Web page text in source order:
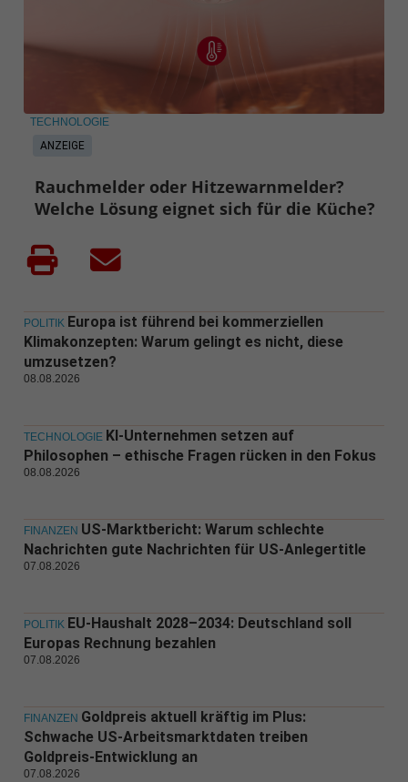
ANZEIGE
TECHNOLOGIE
Rauchmelder oder Hitzewarnmelder?
Welche Lösung eignet sich für die Küche?
POLITIK Europa ist führend bei kommerziellen
Klimakonzepten: Warum gelingt es nicht, diese
umzusetzen?
08.08.2026
TECHNOLOGIE KI-Unternehmen setzen auf
Philosophen – ethische Fragen rücken in den Fokus
08.08.2026
FINANZEN US-Marktbericht: Warum schlechte
Nachrichten gute Nachrichten für US-Anlegertitle
07.08.2026
POLITIK EU-Haushalt 2028–2034: Deutschland soll
Europas Rechnung bezahlen
07.08.2026
FINANZEN Goldpreis aktuell kräftig im Plus:
Schwache US-Arbeitsmarktdaten treiben
Goldpreis-Entwicklung an
07.08.2026